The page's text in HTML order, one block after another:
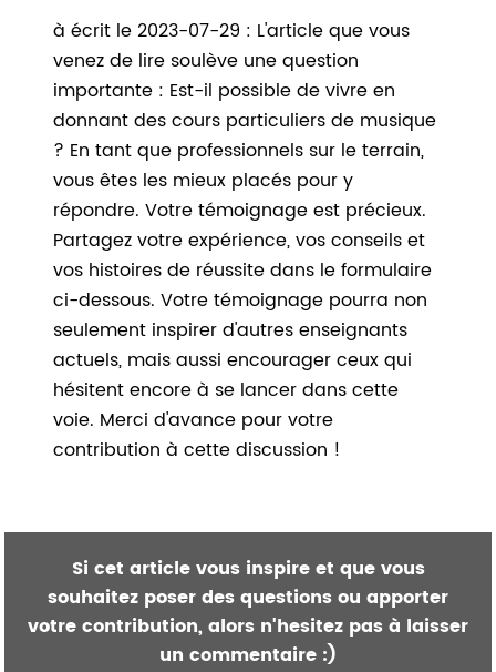
à écrit le 2023-07-29 : L'article que vous
venez de lire soulève une question
importante : Est-il possible de vivre en
donnant des cours particuliers de musique
? En tant que professionnels sur le terrain,
vous êtes les mieux placés pour y
répondre. Votre témoignage est précieux.
Partagez votre expérience, vos conseils et
vos histoires de réussite dans le formulaire
ci-dessous. Votre témoignage pourra non
seulement inspirer d'autres enseignants
actuels, mais aussi encourager ceux qui
hésitent encore à se lancer dans cette
voie. Merci d'avance pour votre
contribution à cette discussion !
Si cet article vous inspire et que vous
souhaitez poser des questions ou apporter
votre contribution, alors n'hesitez pas à laisser
un commentaire :)